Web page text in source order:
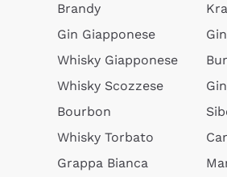
Brandy
Gin Giapponese
Whisky Giapponese
Whisky Scozzese
Bourbon
Whisky Torbato
Grappa Bianca